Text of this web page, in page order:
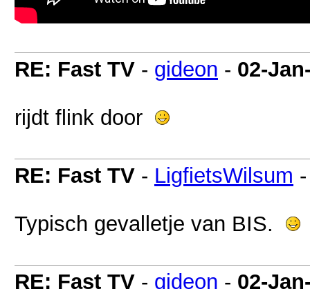
RE: Fast TV - gideon - 02-
rijdt flink door
RE: Fast TV - LigfietsWilsum
Typisch gevalletje van BIS.
RE: Fast TV - gideon - 02-